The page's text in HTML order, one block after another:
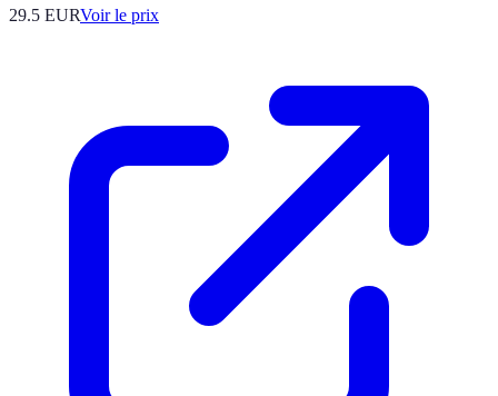
29.5 EURVoir le prix